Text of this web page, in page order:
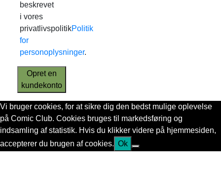
beskrevet
i vores
privatlivspolitikPolitik
for
personoplysninger.
Opret en
kundekonto
Vi bruger cookies, for at sikre dig den bedst mulige oplevelse
på Comic Club. Cookies bruges til markedsføring og
indsamling af statistik. Hvis du klikker videre på hjemmesiden,
accepterer du brugen af cookies. Ok